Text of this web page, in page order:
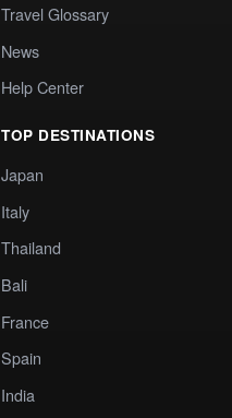
Travel Glossary
News
Help Center
TOP DESTINATIONS
Japan
Italy
Thailand
Bali
France
Spain
India